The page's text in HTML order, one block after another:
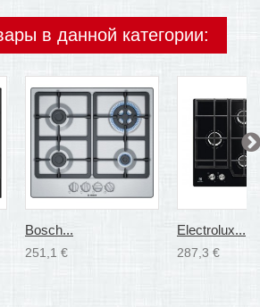
в данной категории:
Bosch...
251,1 €
Electrolux...
287,3 €